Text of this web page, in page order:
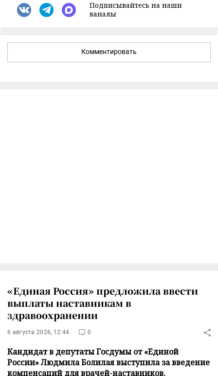
Подписывайтесь на наши
каналы
Комментировать
«Единая Россия» предложила ввести
выплаты наставникам в
здравоохранении
6 августа 2026, 12:44 0
Кандидат в депутаты Госдумы от «Единой
России» Людмила Болилая выступила за введение
компенсаций для врачей-наставников.